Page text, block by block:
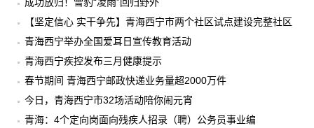
【坚定信心 实干争先】青海西宁市两个社区试点建设完整社区
青海西宁举办全国爱耳日宣传教育活动
青海西宁疾控发布三月健康提示
春节期间 青海西宁邮政快递业务量超2000万件
今日，青海西宁市32场活动陪你闹元宵
青海：4个定向岗面向残疾人招录（聘）公务员事业编